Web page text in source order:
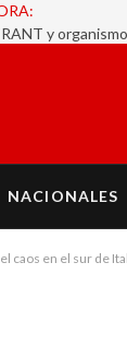
NACIONALES
caos en el sur de